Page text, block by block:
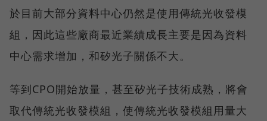
於目前大部分資料中心仍然是使用傳統光收發模
組，因此這些廠商最近業績成長主要是因為資料
中心需求增加，和矽光子關係不大。
等到CPO開始放量，甚至矽光子技術成熟，將會
取代傳統光收發模組，使傳統光收發模組用量大